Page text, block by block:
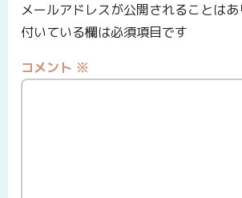
メールアドレスが公開されることはあ
付いている欄は必須項目です
コメント ※